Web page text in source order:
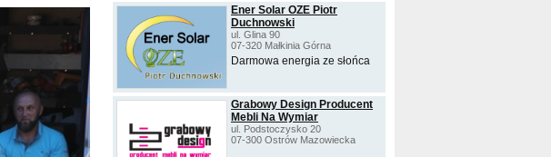
Ener Solar OZE Piotr
Duchnowski
ul. Glina 90
07-320 Małkinia Górna
Darmowa energia ze słońca
Grabowy Design Producent
Mebli Na Wymiar
ul. Podstoczysko 20
07-300 Ostrów Mazowiecka